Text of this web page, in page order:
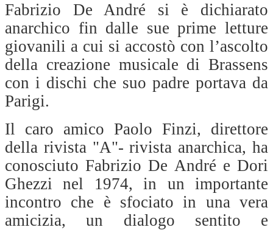
Fabrizio De André si è dichiarato
anarchico fin dalle sue prime letture
giovanili a cui si accostò con l’ascolto
della creazione musicale di Brassens
con i dischi che suo padre portava da
Parigi.
Il caro amico Paolo Finzi, direttore
della rivista "A"- rivista anarchica, ha
conosciuto Fabrizio De André e Dori
Ghezzi nel 1974, in un importante
incontro che è sfociato in una vera
amicizia, un dialogo sentito e